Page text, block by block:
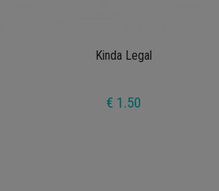
Kinda Legal
€ 1.50